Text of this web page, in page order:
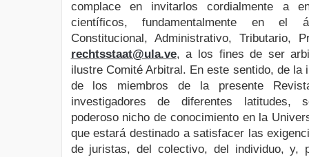
complace en invitarlos cordialmente a
científicos, fundamentalmente en el
Constitucional, Administrativo, Tributario,
rechtsstaat@ula.ve, a los fines de ser
ilustre Comité Arbitral. En este sentido, de la
de los miembros de la presente
investigadores de diferentes latitudes,
poderoso nicho de conocimiento en la
que estará destinado a satisfacer las
de juristas, del colectivo, del individuo, y,